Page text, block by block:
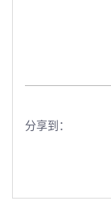
分享到：